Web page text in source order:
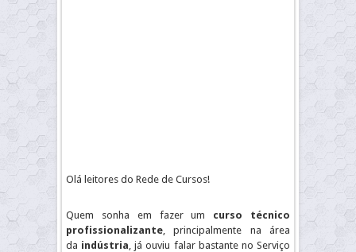
Olá leitores do Rede de Cursos!
Quem sonha em fazer um curso técnico
profissionalizante, principalmente na área
da indústria, já ouviu falar bastante no Serviço